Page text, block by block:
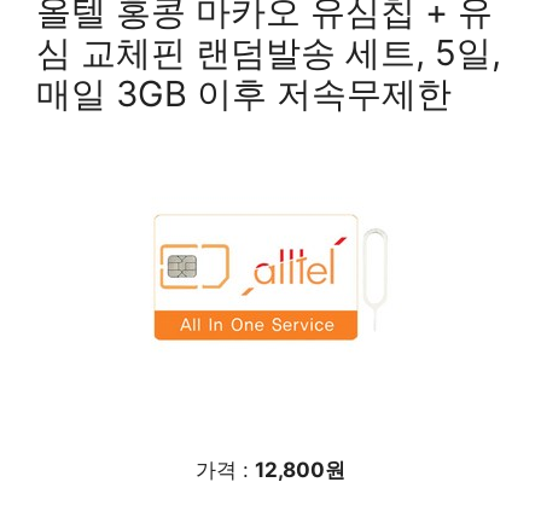
올텔 홍콩 마카오 유심칩 + 유
심 교체핀 랜덤발송 세트, 5일,
매일 3GB 이후 저속무제한
가격 : 12,800원